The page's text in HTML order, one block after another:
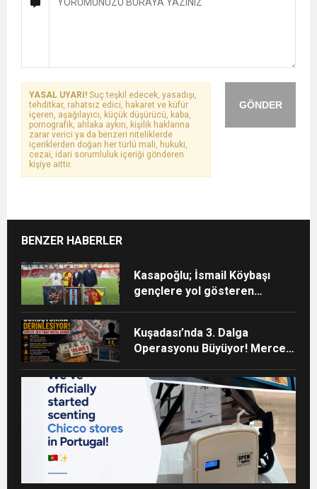
GÖNDER
YASAL UYARI! Suç teşkil edecek, yasadışı,
tehditkar, rahatsız edici, hakaret ve küfür
içeren, aşağılayıcı, küçük düşürücü, kaba,
pornografik, ahlaka aykırı, kişilik haklarına
zarar verici ya da benzeri niteliklerde
içeriklerden doğan her türlü mali, hukuki,
cezai, idari sorumluluk içeriği gönderen
kişiye aittir.
BENZER HABERLER
Kasapoğlu; İsmail Köybaşı
gençlere yol gösteren
Kuşadası’nda 3. Dalga
Operasyonu Büyüyor! Mercek
Planları